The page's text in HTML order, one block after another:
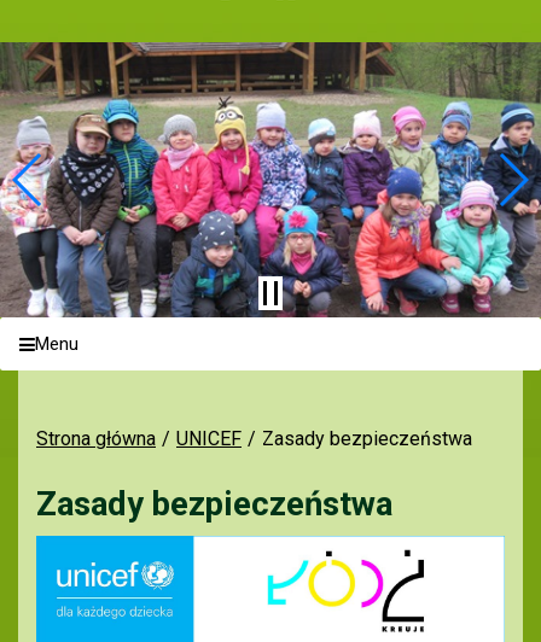
Menu
Strona główna UNICEF Zasady bezpieczeństwa
Zasady bezpieczeństwa